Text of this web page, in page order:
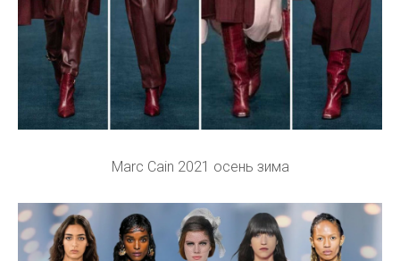
Marc Cain 2021 осень зима